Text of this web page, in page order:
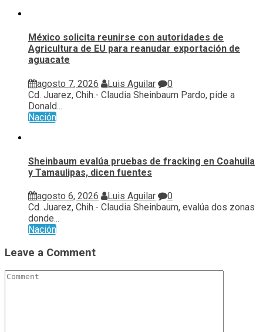
México solicita reunirse con autoridades de
Agricultura de EU para reanudar exportación de
aguacate
agosto 7, 2026 Luis Aguilar
0
Cd. Juarez, Chih.- Claudia Sheinbaum Pardo, pide a
Donald...
Nación
Sheinbaum evalúa pruebas de fracking en Coahuila
y Tamaulipas, dicen fuentes
agosto 6, 2026 Luis Aguilar
0
Cd. Juarez, Chih.- Claudia Sheinbaum, evalúa ⁠dos zonas
donde...
Nación
Leave a Comment